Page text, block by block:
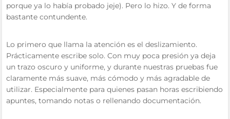
porque ya lo había probado jeje). Pero lo hizo. Y de forma
bastante contundente.
Lo primero que llama la atención es el deslizamiento.
Prácticamente escribe solo. Con muy poca presión ya deja
un trazo oscuro y uniforme, y durante nuestras pruebas fue
claramente más suave, más cómodo y más agradable de
utilizar. Especialmente para quienes pasan horas escribiendo
apuntes, tomando notas o rellenando documentación.